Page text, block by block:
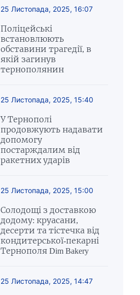
25 Листопада, 2025, 16:07
Поліцейські
встановлюють
обставини трагедії, в
якій загинув
тернополянин
25 Листопада, 2025, 15:40
У Тернополі
продовжують надавати
допомогу
постарждалим від
ракетних ударів
25 Листопада, 2025, 15:00
Солодощі з доставкою
додому: круасани,
десерти та тістечка від
кондитерської-пекарні
Тернополя Dim Bakery
25 Листопада, 2025, 14:47